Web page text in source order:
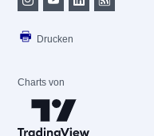
Drucken
Charts von